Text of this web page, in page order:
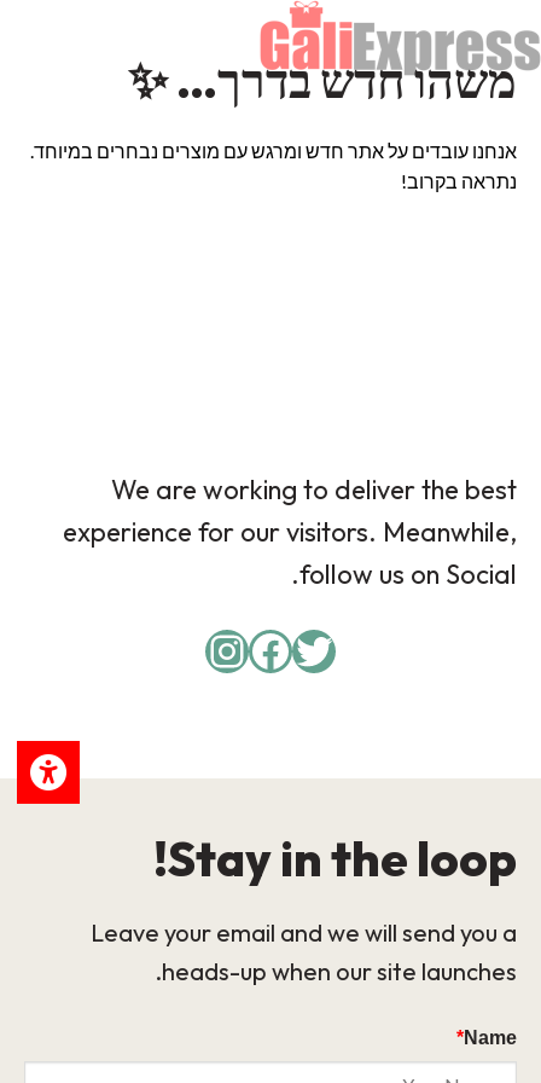
משהו חדש בדרך… ✨
אנחנו עובדים על אתר חדש ומרגש עם מוצרים נבחרים במיוחד.
נתראה בקרוב!
We are working to deliver the best
experience for our visitors. Meanwhile,
follow us on Social.
Twitter
Facebook
Instagram
Stay in the loop!
Leave your email and we will send you a
heads-up when our site launches.
Name
*